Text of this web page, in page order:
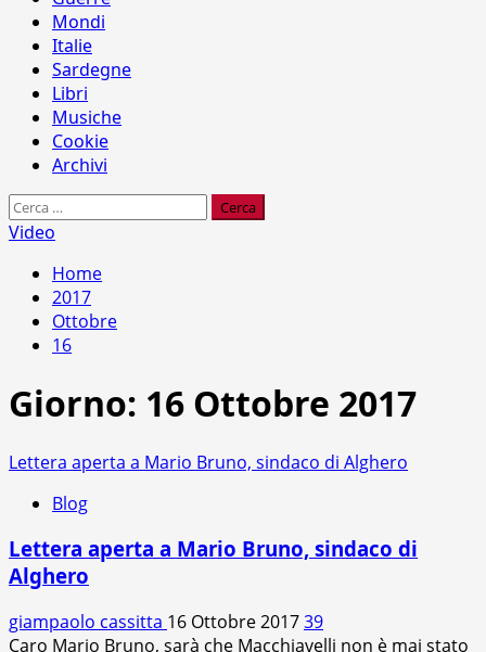
Mondi
Italie
Sardegne
Libri
Musiche
Cookie
Archivi
Ricerca
per:
Video
Home
2017
Ottobre
16
Giorno: 16 Ottobre 2017
Lettera aperta a Mario Bruno, sindaco di Alghero
Blog
Lettera aperta a Mario Bruno, sindaco di
Alghero
giampaolo cassitta 16 Ottobre 201739
Caro Mario Bruno, sarà che Macchiavelli non è mai stato